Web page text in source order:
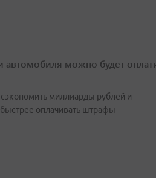
автомобиля можно будет
миллиарды рублей и
оплачивать штрафы